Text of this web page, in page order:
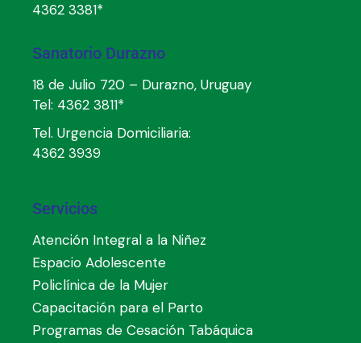
4362 3381*
Sanatorio Durazno
18 de Julio 720 – Durazno, Uruguay
Tel: 4362 3811*
Tel. Urgencia Domiciliaria:
4362 3939
Servicios
Atención Integral a la Niñez
Espacio Adolescente
Policlínica de la Mujer
Capacitación para el Parto
Programas de Cesación Tabáquica